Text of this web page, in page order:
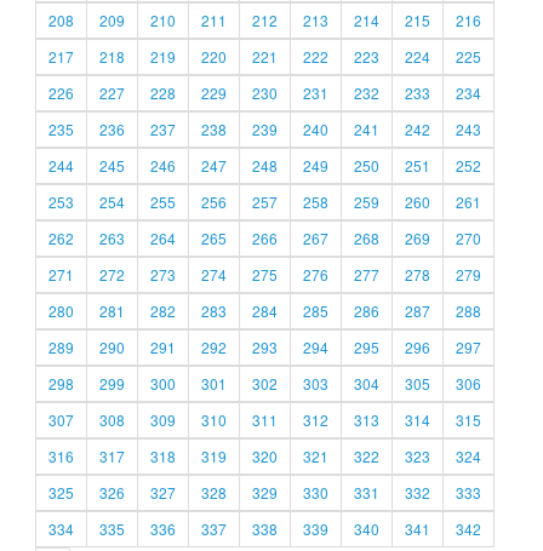
208
209 210 211 212 213 214 215
216
217
218 219 220 221 222 223 224
225
226
227 228 229 230 231 232 233
234
235
236 237 238 239 240 241 242
243
244
245 246 247 248 249 250 251
252
253
254 255 256 257 258 259 260
261
262
263 264 265 266 267 268 269
270
271
272 273 274 275 276 277 278
279
280
281 282 283 284 285 286 287
288
289
290 291 292 293 294 295 296
297
298
299 300 301 302 303 304 305
306
307
308 309 310 311 312 313 314
315
316
317 318 319 320 321 322 323
324
325
326 327 328 329 330 331 332
333
334
335 336 337 338 339 340 341 342